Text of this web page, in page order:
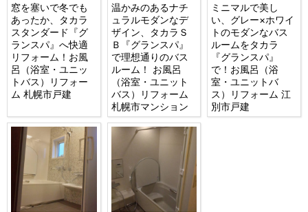
窓を塞いで冬でも
あったか、タカラ
スタンダード『グ
ランスパ』へ快適
リフォーム！お風
呂（浴室・ユニッ
トバス）リフォー
ム 札幌市戸建
温かみのあるナチ
ュラルモダンなデ
ザイン、タカラＳ
Ｂ『グランスパ』
で理想通りのバス
ルーム！ お風呂
（浴室・ユニット
バス）リフォーム
札幌市マンション
ミニマルで美し
い、グレー×ホワイ
トのモダンなバス
ルームをタカラ
『グランスパ』
で！お風呂（浴
室・ユニットバ
ス）リフォーム 江
別市戸建